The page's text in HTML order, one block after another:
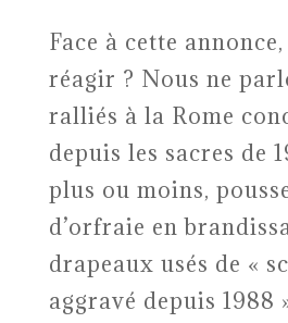
Face à cette
réagir ? Nous ne
ralliés à la Rome
depuis les sacres de
plus ou moins,
d’orfraie en
drapeaux usés de «
aggravé depuis 1988